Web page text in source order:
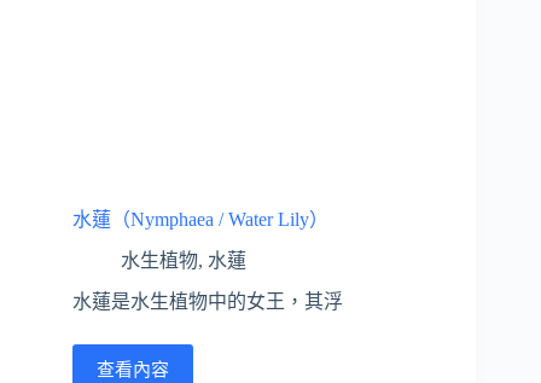
水蓮（Nymphaea / Water Lily）
水生植物, 水蓮
水蓮是水生植物中的女王，其浮
查看內容